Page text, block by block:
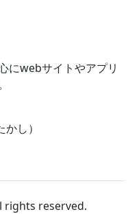
にwebサイトやアプリ
かし）
rights reserved.